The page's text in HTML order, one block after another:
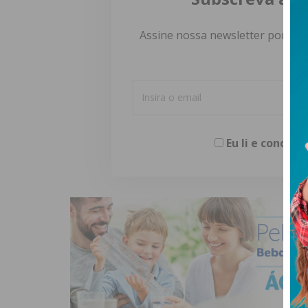
Assine nossa newsletter por e-
Eu li e